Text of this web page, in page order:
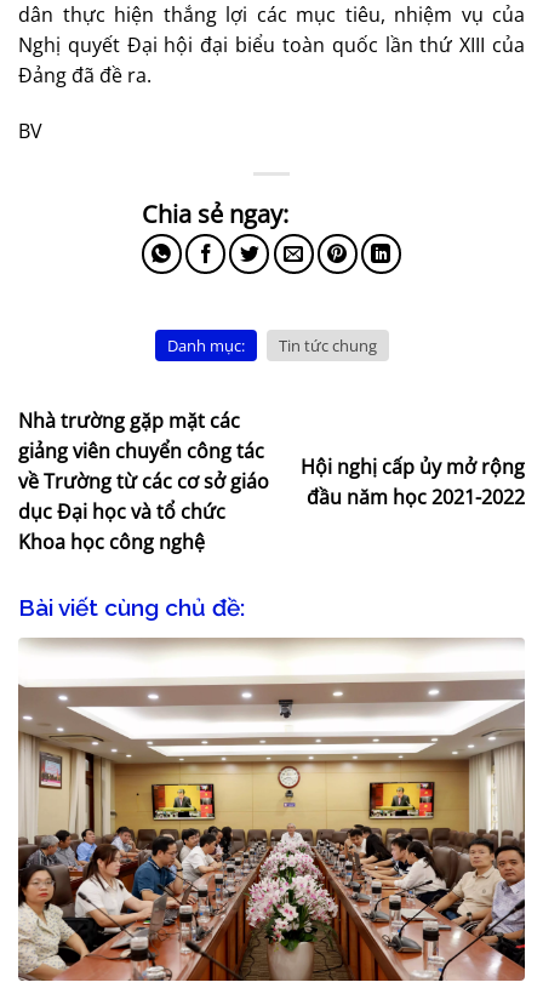
dân thực hiện thắng lợi các mục tiêu, nhiệm vụ của
Nghị quyết Đại hội đại biểu toàn quốc lần thứ XIII của
Đảng đã đề ra.
BV
Danh mục: Tin tức chung
Nhà trường gặp mặt các
giảng viên chuyển công tác
về Trường từ các cơ sở giáo
dục Đại học và tổ chức
Khoa học công nghệ
Hội nghị cấp ủy mở rộng
đầu năm học 2021-2022
Bài viết cùng chủ đề: